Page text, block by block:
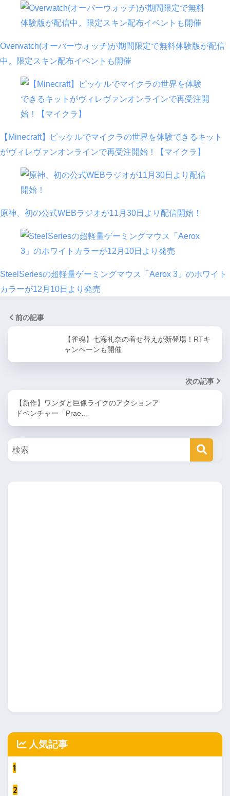
Overwatch(オーバーウォッチ)が期間限定で無料体験版が配信
中。限定スキン配布イベントも開催
【Minecraft】ピッケルでマイクラの世界を体験できるキット
がヴィレヴァンオンラインで再受注開始！【マイクラ】
原神、初の公式WEBラジオが11月30日より配信開始！
SteelSeriesの超軽量ゲーミングマウス「Aerox 3」のホワイト
カラーが12月10日より発売
前の記事
【雀魂】七海礼奈の着せ替えが新登場！RTキ
ャンペーンも開催
次の記事
【新作】ワンダと巨像ライクのアクションア
ドベンチャー「Prae…
人気記事
1
2